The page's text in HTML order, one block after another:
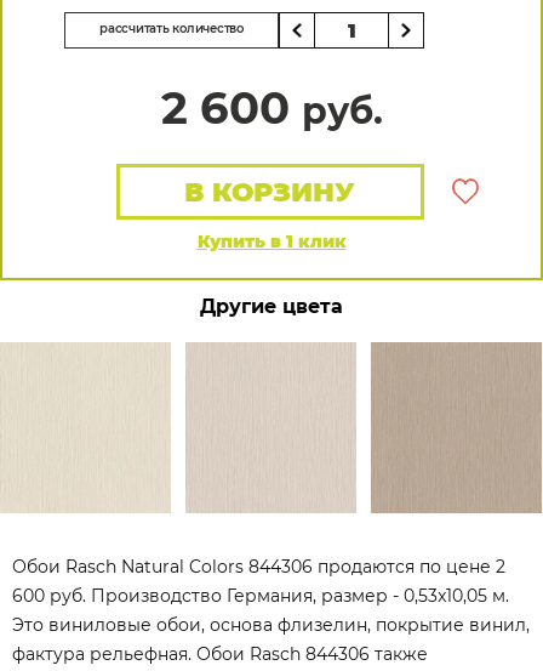
рассчитать количество
2 600 руб.
Купить в 1 клик
В КОРЗИНУ
Другие цвета
Обои Rasch Natural Colors 844306 продаются по цене 2
600 руб. Производство Германия, размер - 0,53x10,05 м.
Это виниловые обои, основа флизелин, покрытие винил,
фактура рельефная. Обои Rasch 844306 также